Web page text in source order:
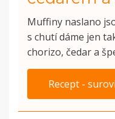
Muffiny naslano
s chutí dáme jen
chorizo, čedar a
Recept -